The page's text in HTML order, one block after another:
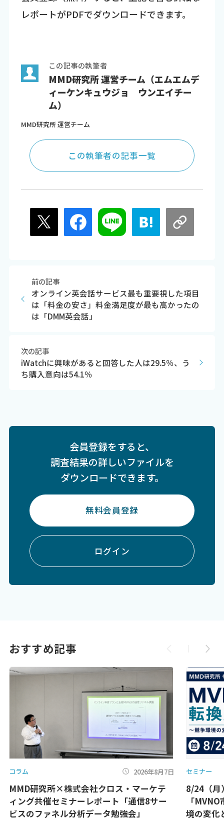
レポートがPDFでダウンロードできます。
この記事の執筆者
MMD研究所 運営チーム（エムエムデ
ィーケンキュウジョ ウンエイチー
ム）
MMD研究所 運営チーム
この執筆者の記事一覧
前の記事
オンライン英会話サービス最も重要視した項目
は「料金の安さ」料金満足度が最も高かったの
は「DMM英会話」
次の記事
iWatchに興味があると回答した人は29.5％、う
ち購入意向は54.1％
会員登録をすると、
調査結果の詳しいファイルを
ダウンロードできます。
無料会員登録
ログイン
おすすめ記事
コラム 2026年8月7日
MMD研究所×株式会社クロス・マーケテ
ィング共催セミナーレポート「通信8サー
ビスのファネル分析データ勉強会」
セミナー
8/24（月
「
境の変化